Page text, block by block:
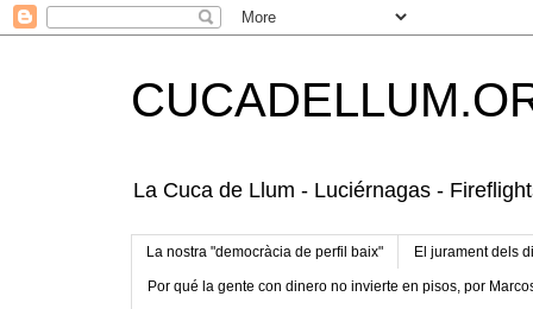
La Cuca de Llum - Luciérnagas -
La nostra "democràcia de perfil baix" El jurament dels
Por qué la gente con dinero no invierte en pisos, por